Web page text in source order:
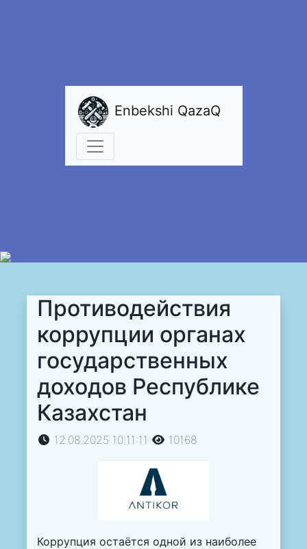
Enbekshi QazaQ
Противодействия
коррупции органах
государственных
доходов Республике
Казахстан
12.08.2025 10:11:11 10168
Коррупция остаётся одной из наиболее